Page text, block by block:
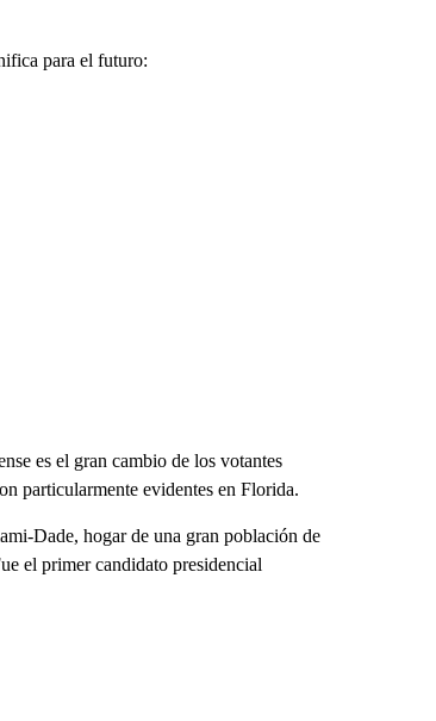
para el futuro:
es el gran cambio de los votantes
particularmente evidentes en Florida.
Dade, hogar de una gran población de
el primer candidato presidencial